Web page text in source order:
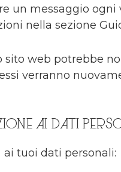
un messaggio
nella sezione
sito web potrebbe
verranno
ai dati
tuoi dati personali: